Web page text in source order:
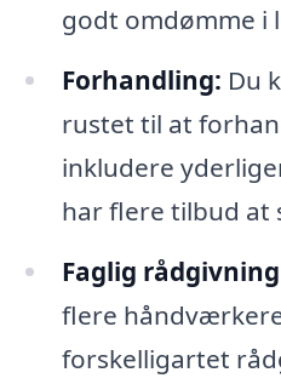
godt omdømme i
Forhandling: Du
rustet til at
inkludere
har flere tilbud at
Faglig
flere
forskelligartet